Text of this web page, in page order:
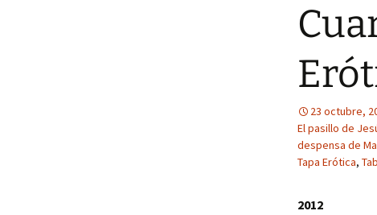
23 octubre,
El pasillo de
despensa de
Tapa Erótica,
2012